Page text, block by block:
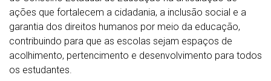
ações que fortalecem a cidadania, a inclusão social e a
garantia dos direitos humanos por meio da educação,
contribuindo para que as escolas sejam espaços de
acolhimento, pertencimento e desenvolvimento para todos
os estudantes.